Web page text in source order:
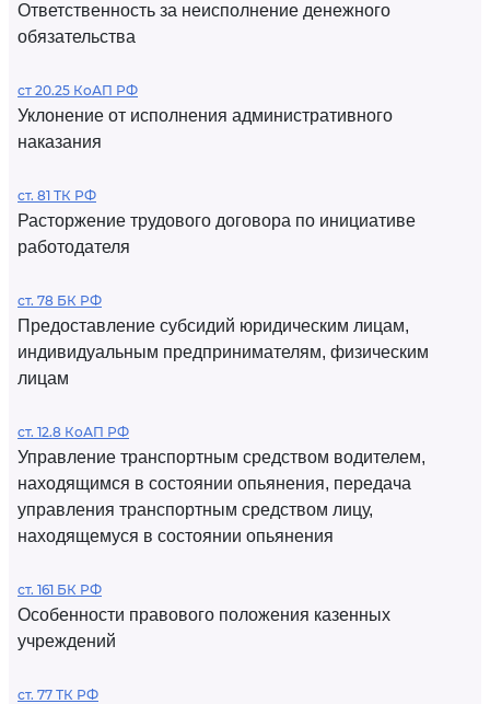
Ответственность за неисполнение денежного
обязательства
ст 20.25 КоАП РФ
Уклонение от исполнения административного
наказания
ст. 81 ТК РФ
Расторжение трудового договора по инициативе
работодателя
ст. 78 БК РФ
Предоставление субсидий юридическим лицам,
индивидуальным предпринимателям, физическим
лицам
ст. 12.8 КоАП РФ
Управление транспортным средством водителем,
находящимся в состоянии опьянения, передача
управления транспортным средством лицу,
находящемуся в состоянии опьянения
ст. 161 БК РФ
Особенности правового положения казенных
учреждений
ст. 77 ТК РФ